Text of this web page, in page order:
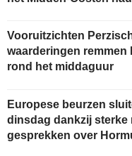
Vooruitzichten
waarderingen remmen
rond het middaguur
Europese beurzen
dinsdag dankzij sterke
gesprekken over